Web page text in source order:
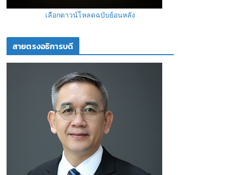
เลือกดาวน์โหลดฉบับย้อนหลัง
สายตรงอธิการบดี